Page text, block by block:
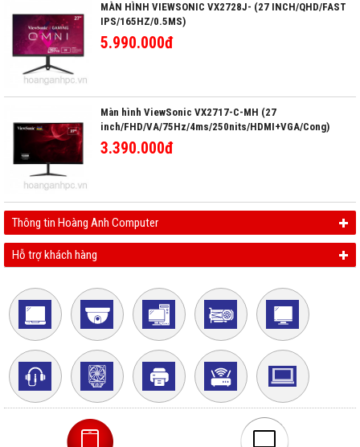
MÀN HÌNH VIEWSONIC VX2728J- (27 INCH/QHD/FAST
IPS/165HZ/0.5MS)
5.990.000đ
Màn hình ViewSonic VX2717-C-MH (27
inch/FHD/VA/75Hz/4ms/250nits/HDMI+VGA/Cong)
3.390.000đ
Thông tin Hoàng Anh Computer
Hỗ trợ khách hàng